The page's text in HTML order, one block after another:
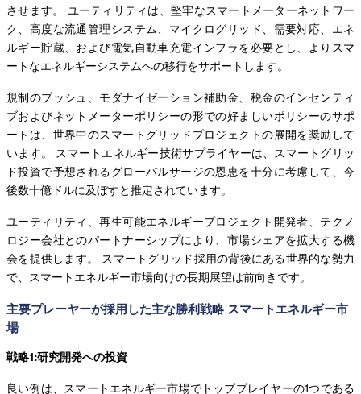
させます。 ユーティリティは、堅牢なスマートメーターネットワー
ク、高度な流通管理システム、マイクログリッド、需要対応、エネ
ルギー貯蔵、および電気自動車充電インフラを必要とし、よりスマ
ートなエネルギーシステムへの移行をサポートします。
規制のプッシュ、モダナイゼーション補助金、税金のインセンティ
ブおよびネットメーターポリシーの形での好ましいポリシーのサポ
ートは、世界中のスマートグリッドプロジェクトの展開を奨励して
います。 スマートエネルギー技術サプライヤーは、スマートグリッ
ド投資で予想されるグローバルサージの恩恵を十分に考慮して、今
後数十億ドルに及ぼすと推定されています。
ユーティリティ、再生可能エネルギープロジェクト開発者、テクノ
ロジー会社とのパートナーシップにより、市場シェアを拡大する機
会を提供します。 スマートグリッド採用の背後にある世界的な勢力
で、スマートエネルギー市場向けの長期展望は前向きです。
主要プレーヤーが採用した主な勝利戦略 スマートエネルギー市
場
戦略1:研究開発への投資
良い例は、スマートエネルギー市場でトッププレイヤーの1つである